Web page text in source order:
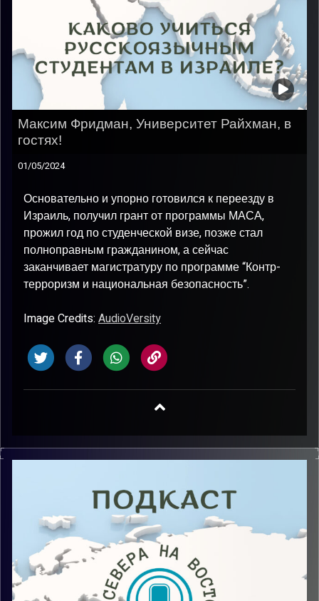
Максим Фридман, Университет Райхман, в
гостях!
01/05/2024
Основательно и упорно готовился к переезду в
Израиль, получил грант от программы МАСА,
прожил год по студенческой визе, позже стал
полноправным гражданином, а сейчас
заканчивает магистратуру по программе “Контр-
терроризм и национальная безопасность”.
Image Credits: AudioVersity